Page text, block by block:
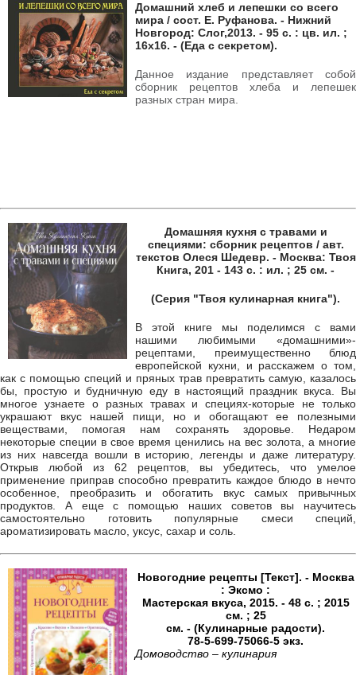
Домашний хлеб и лепешки со всего
мира / сост. Е. Руфанова. - Нижний
Новгород: Слог,2013. - 95 с. : цв. ил. ;
16х16. - (Еда с секретом).
Данное издание представляет собой
сборник рецептов хлеба и лепешек
разных стран мира.
Домашняя кухня с травами и
специями: сборник рецептов / авт.
текстов Олеся Шедевр. - Москва: Твоя
Книга, 201 - 143 с. : ил. ; 25 см. -
(Серия "Твоя кулинарная книга").
В этой книге мы поделимся с вами
нашими любимыми «домашними»-
рецептами, преимущественно блюд
европейской кухни, и расскажем о том,
как с помощью специй и пряных трав превратить самую, казалось
бы, простую и будничную еду в настоящий праздник вкуса. Вы
многое узнаете о разных травах и специях-которые не только
украшают вкус нашей пищи, но и обогащают ее полезными
веществами, помогая нам сохранять здоровье. Недаром
некоторые специи в свое время ценились на вес золота, а многие
из них навсегда вошли в историю, легенды и даже литературу.
Открыв любой из 62 рецептов, вы убедитесь, что умелое
применение приправ способно превратить каждое блюдо в нечто
особенное, преобразить и обо­гатить вкус самых привычных
продуктов. А еще с помощью наших советов вы научитесь
самостоятельно готовить популярные смеси специй,
ароматизировать масло, уксус, сахар и соль.
Новогодние рецепты [Текст]. - Москва
: Эксмо :
Мастерская вкуса, 2015. - 48 с. ; 2015
см. ; 25
см. - (Кулинарные радости).
78-5-699-75066-5 экз.
Домоводство – кулинария